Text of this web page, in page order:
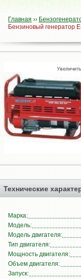
Главная ››
Бензиновый генератор
Технические
Марка:
Модель:
Модель двигателя:
Тип двигателя:
Мощность двигателя:
Объем двигателя:
Запуск: